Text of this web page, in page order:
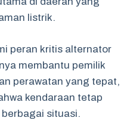
listrik.
peran kritis alternator
membantu pemilik
perawatan yang tepat,
kendaraan tetap
situasi.